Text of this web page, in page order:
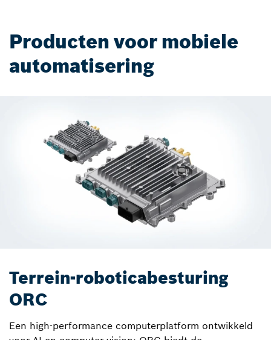
Producten voor mobiele
automatisering
Terrein-roboticabesturing
ORC
Een high-performance computerplatform ontwikkeld